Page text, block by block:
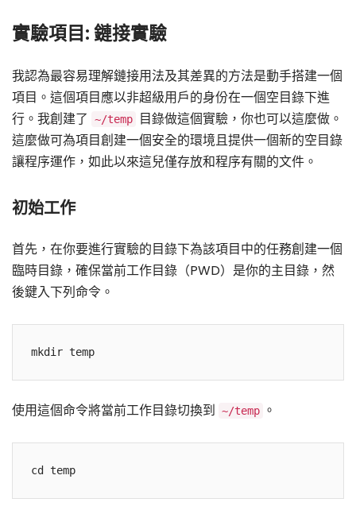
實驗項目: 鏈接實驗
我認為最容易理解鏈接用法及其差異的方法是動手搭建一個
項目。這個項目應以非超級用戶的身份在一個空目錄下進
行。我創建了
~/temp
目錄做這個實驗，你也可以這麼做。
這麼做可為項目創建一個安全的環境且提供一個新的空目錄
讓程序運作，如此以來這兒僅存放和程序有關的文件。
初始工作
首先，在你要進行實驗的目錄下為該項目中的任務創建一個
臨時目錄，確保當前工作目錄（PWD）是你的主目錄，然
後鍵入下列命令。
使用這個命令將當前工作目錄切換到 ~/temp 。